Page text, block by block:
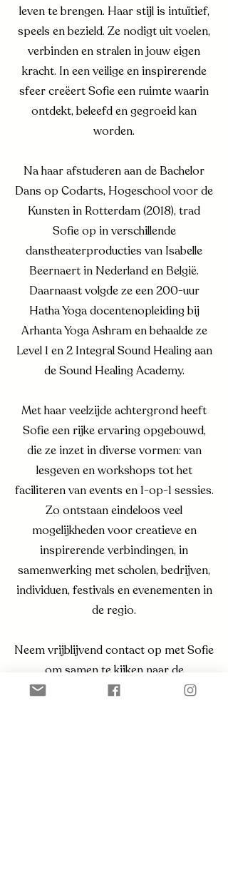
leven te brengen. Haar stijl is intuïtief,
speels en bezield. Ze nodigt uit voelen,
verbinden en stralen in jouw eigen
kracht. In een veilige en inspirerende
sfeer creëert Sofie een ruimte waarin
ontdekt, beleefd en gegroeid kan
worden.
Na haar afstuderen aan de Bachelor
Dans op Codarts, Hogeschool voor de
Kunsten in Rotterdam (2018), trad
Sofie op in verschillende
danstheaterproducties van Isabelle
Beernaert in Nederland en België.
Daarnaast volgde ze een 200-uur
Hatha Yoga docentenopleiding bij
Arhanta Yoga Ashram en behaalde ze
Level 1 en 2 Integral Sound Healing aan
de Sound Healing Academy.
Met haar veelzijde achtergrond heeft
Sofie een rijke ervaring opgebouwd,
die ze inzet in diverse vormen: van
lesgeven en workshops tot het
faciliteren van events en 1-op-1 sessies.
Zo ontstaan eindeloos veel
mogelijkheden voor creatieve en
inspirerende verbindingen, in
samenwerking met scholen, bedrijven,
individuen, festivals en evenementen in
de regio.
Neem vrijblijvend contact op met Sofie
om samen te kijken naar de
mogelijkheden.​